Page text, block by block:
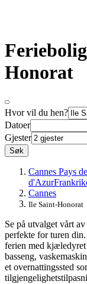
Honorat
Hvor vil du hen?
Datoer
Gjester
Søk
Cannes Pays
d'Azur
Cannes
Ile Saint-Honorat
Se på utvalget vårt
perfekte for turen
ferien med
basseng,
et overnattingssted